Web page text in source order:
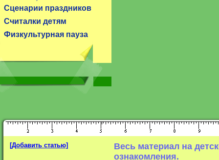
Сценарии праздников
Считалки детям
Физкультурная пауза
[Добавить статью]
Весь материал на
ознакомления.